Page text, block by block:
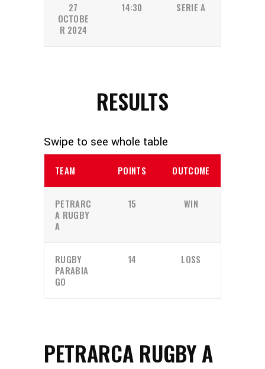
27
OCTOBE
R 2024
14:30 SERIE A
RESULTS
TEAM POINTS OUTCOME
PETRARC
A RUGBY
A
15 WIN
RUGBY
PARABIA
GO
14 LOSS
PETRARCA RUGBY A